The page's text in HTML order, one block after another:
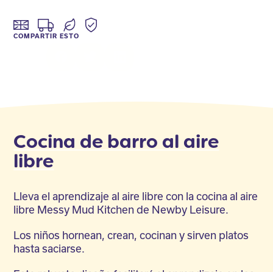
COMPARTIR ESTO
Cocina de barro al aire
libre
Lleva el aprendizaje al aire libre con la cocina al aire
libre Messy Mud Kitchen de Newby Leisure.
Los niños hornean, crean, cocinan y sirven platos
hasta saciarse.